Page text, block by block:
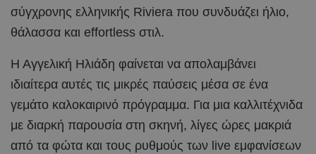
σύγχρονης ελληνικής Riviera που συνδυάζει ήλιο,
θάλασσα και effortless στιλ.
Η Αγγελική Ηλιάδη φαίνεται να απολαμβάνει
ιδιαίτερα αυτές τις μικρές παύσεις μέσα σε ένα
γεμάτο καλοκαιρινό πρόγραμμα. Για μια καλλιτέχνιδα
με διαρκή παρουσία στη σκηνή, λίγες ώρες μακριά
από τα φώτα και τους ρυθμούς των live εμφανίσεων